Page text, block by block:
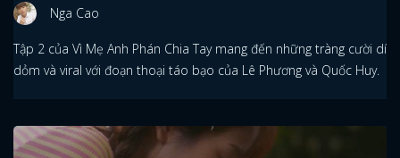
Nga Cao
Tập 2 của Vì Mẹ Anh Phán Chia Tay mang đến những tràng cười dí
dỏm và viral với đoạn thoại táo bạo của Lê Phương và Quốc Huy.